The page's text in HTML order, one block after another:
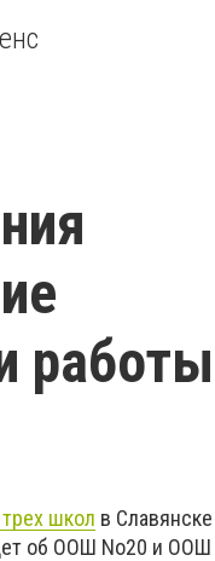
работы
школ в Славянске
об ООШ No20 и ООШ